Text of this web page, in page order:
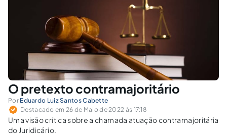
O pretexto contramajoritário
Por Eduardo Luiz Santos Cabette
Destacado em 26 de Maio de 2022 às 17:18
Uma visão crítica sobre a chamada atuação contramajoritária
do Juridicário.